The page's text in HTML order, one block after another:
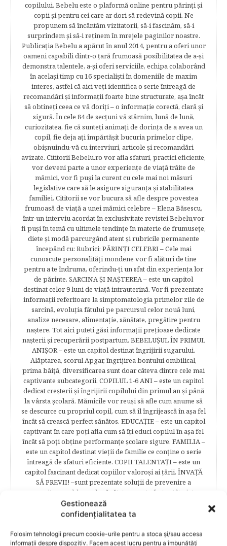
Gestionează
confidențialitatea ta
Folosim tehnologii precum cookie-urile pentru a stoca și/sau accesa
informații despre dispozitiv. Facem acest lucru pentru a îmbunătăți
copilului. Bebelu este o plaformă online pentru părinţi şi
copii şi pentru cei care ar dori să redevină copii. Ne
propunem să încântăm vizitatorii, să-i fascinăm, să-i
surprindem şi să-i reţinem în mrejele paginilor noastre.​
Publicația Bebelu a apărut în anul 2014, pentru a oferi unor
oameni capabili dintr-o ţară frumoasă posibilitatea de a-şi
demonstra talentele, a-şi oferi serviciile, echipa colaborând
în acelaşi timp cu 16 specialişti în domeniile de maxim
interes, astfel că aici veţi identifica o serie întreagă de
recomandări şi informaţii foarte bine structurate, aşa încât
să obtineţi ceea ce vă doriţi – o informaţie corectă, clară şi
sigură. În cele 84 de secțuni vă stârnim, lună de lună,
curiozitatea, fie că sunteţi animaţi de dorinţa de a avea un
copil, fie deja aţi împărtăşit bucuria primelor clipe,
obişnuindu-vă cu interviuri, articole şi recomandări
avizate. Cititorii Bebelu.ro vor afla sfaturi, practici eficiente,
vor deveni parte a unor experienţe de viaţă trăite de
mămici, vor fi puşi la curent cu cele mai noi măsuri
legislative care să le asigure siguranţa şi stabilitatea
familiei. Cititorii se vor bucura să afle despre povestea
frumoasă de viață a unei mămici celebre – Elena Băsescu,
într-un interviu acordat în exclusivitate revistei Bebelu,vor
fi puşi în temă cu ultimele tendinţe în materie de frumuseţe,
diete şi modă parcurgând atent şi rubricile permanente
începând cu: Rubrici: PĂRINŢI CELEBRI – Cele mai
cunoscute personalităţi mondene vor fi alături de tine
pentru a te îndruma, oferindu-ţi un sfat din experienţa lor
de părinte. SARCINA ŞI NAŞTEREA – este un capitol
destinat celor 9 luni de viaţă intrauterină. Vor fi prezentate
informaţii referitoare la simptomatologia primelor zile de
sarcină, evoluţia fătului pe parcursul celor nouă luni,
analize necesare, alimentaţie, sănătate, pregătire pentru
naştere. Tot aici puteti găsi informaţii preţioase dedicate
naşterii şi recuperării postpartum. BEBELUŞUL ÎN PRIMUL
ANIŞOR – este un capitol destinat îngrijirii sugarului.
Alăptarea, scorul Apgar, îngrijirea bontului ombilical,
prima băiţă, diversificarea sunt doar câteva dintre cele mai
captivante subcategorii. COPILUL 1-6 ANI – este un capitol
dedicat creşterii şi îngrijirii copilului din primul an şi până
la vârsta şcolară. Mămicile vor reuşi să afle cum anume să
se descurce cu propriul copil, cum să îl îngrijească în aşa fel
încât să crească perfect sănătos. EDUCAŢIE – este un capitol
captivant în care poţi afla cum să îţi educi copilul în aşa fel
încât să poţi obţine performanţe şcolare sigure. FAMILIA –
este un capitol destinat vieţii de familie ce conţine o serie
întreagă de sfaturi eficiente. COPII TALENTAŢI – este un
capitol fascinant dedicat copiilor valoroși ai țării. ÎNVAŢĂ
SĂ PREVII! –sunt prezentate soluţii de prevenire a
anumitor probleme de sănătate ce pot afecta atât viaţa
copiilor, cât şi pe cea a părinţilor.